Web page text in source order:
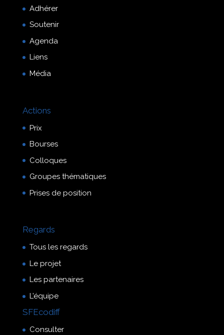
Adhérer
Soutenir
Agenda
Liens
Média
Actions
Prix
Bourses
Colloques
Groupes thématiques
Prises de position
Regards
Tous les regards
Le projet
Les partenaires
L’équipe
SFEcodiff
Consulter